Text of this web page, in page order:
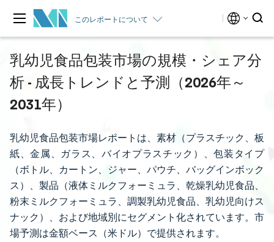
このレポートについて
乳幼児食品包装市場の規模・シェア分
析 - 成長トレンドと予測（2026年～
2031年）
乳幼児食品包装市場レポートは、素材（プラスチック、板
紙、金属、ガラス、バイオプラスチック）、包装タイプ
（ボトル、カートン、ジャー、パウチ、バッグインボック
ス）、製品（液体ミルクフォーミュラ、乾燥乳幼児食品、
粉末ミルクフォーミュラ、調製乳幼児食品、乳幼児向けス
ナック）、および地域別にセグメント化されています。市
場予測は金額ベース（米ドル）で提供されます。